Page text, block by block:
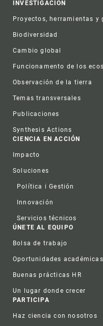
INVESTIGACIÓN
Proyectos, herramientas y
Biodiversidad
Cambio global
Funcionamento de los
Observación de la tierra
Temas transversales
Publicaciones
Synthesis Actions
CIENCIA EN ACCIÓN
Impacto
Soluciones
Política i Gestión
Innovación
Servicios técnicos
ÚNETE AL EQUIPO
Bolsa de trabajo
Oportunidades académicas
Buenas prácticas HR
Un lugar donde crecer
PARTICIPA
Haz ciencia con nosotros